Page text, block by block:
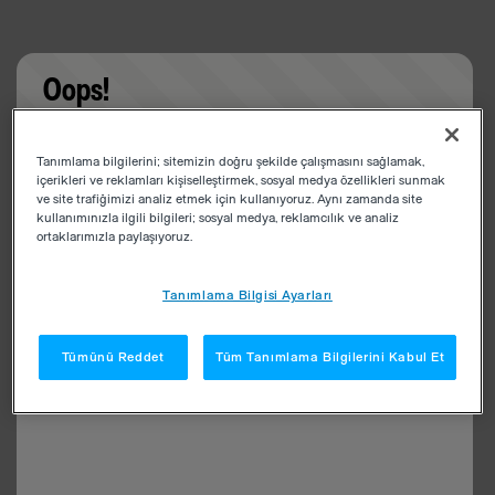
Oops!
app
Tanımlama bilgilerini; sitemizin doğru şekilde çalışmasını sağlamak,
içerikleri ve reklamları kişiselleştirmek, sosyal medya özellikleri sunmak
ve site trafiğimizi analiz etmek için kullanıyoruz. Aynı zamanda site
kullanımınızla ilgili bilgileri; sosyal medya, reklamcılık ve analiz
ortaklarımızla paylaşıyoruz.
Tanımlama Bilgisi Ayarları
Tümünü Reddet Tüm Tanımlama Bilgilerini Kabul Et